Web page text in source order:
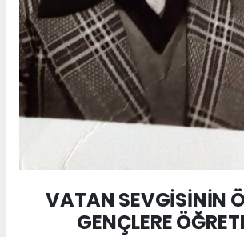
VATAN SEVGİSİNİN
GENÇLERE